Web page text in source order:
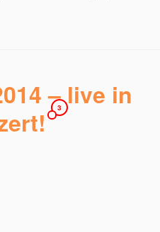
– live in
3